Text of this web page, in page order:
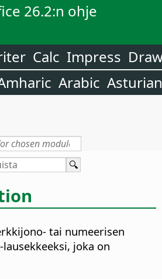
26.2:n ohje
Calc Impress
Arabic Asturian
tai numeerisen
joka on